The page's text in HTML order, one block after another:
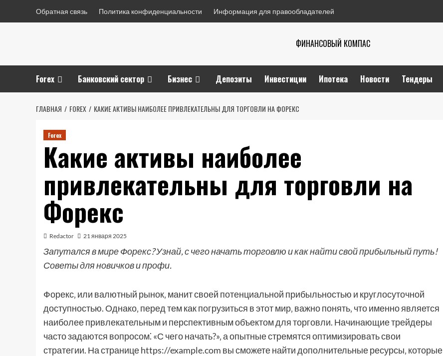
Обратная связь Политика конфиденциальности Информация для правообладателей
ФИНАНСОВЫЙ КОМПАС
Forex Банковский сектор Бизнес Депозиты Инвестиции Ипотека Новости Тендеры
ГЛАВНАЯ FOREX КАКИЕ АКТИВЫ НАИБОЛЕЕ ПРИВЛЕКАТЕЛЬНЫ ДЛЯ ТОРГОВЛИ НА ФОРЕКС
Forex
Какие активы наиболее
привлекательны для торговли на
Форекс
Redactor 21 января 2025
Запутался в мире Форекс? Узнай, с чего начать торговлю и как найти свой прибыльный путь!
Советы для новичков и профи.
Форекс‚ или валютный рынок‚ манит своей потенциальной прибыльностью и круглосуточной
доступностью. Однако‚ перед тем как погрузиться в этот мир‚ важно понять‚ что именно является
наиболее привлекательным и перспективным объектом для торговли. Начинающие трейдеры
часто задаются вопросом⁚ «С чего начать?»‚ а опытные стремятся оптимизировать свои
стратегии. На странице https://example.com вы сможете найти дополнительные ресурсы‚ которые